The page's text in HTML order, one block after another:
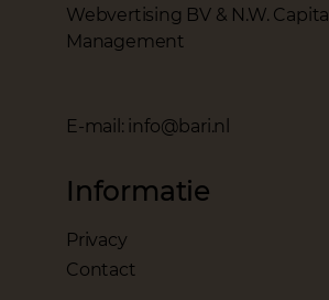
Webvertising BV & N.W. Capital
Management
E-mail: info@bari.nl
Informatie
Privacy
Contact